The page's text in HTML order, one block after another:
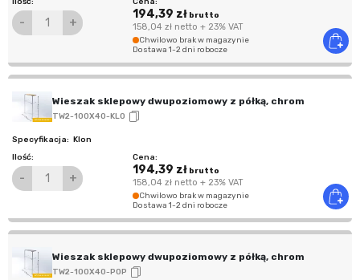
- +
194,39 złbrutto
158,04 złnetto + 23% VAT
Chwilowo brak w magazynie
Dostawa 1-2 dni robocze
Wieszak sklepowy dwupoziomowy z półką, chrom
TW2-100X40-KLO
Klon
- +
194,39 złbrutto
158,04 złnetto + 23% VAT
Chwilowo brak w magazynie
Dostawa 1-2 dni robocze
Wieszak sklepowy dwupoziomowy z półką, chrom
TW2-100X40-POP